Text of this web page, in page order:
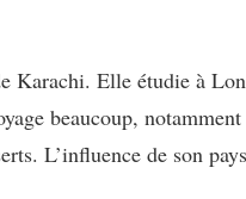
Karachi. Elle étudie à
beaucoup,
L’influence de son